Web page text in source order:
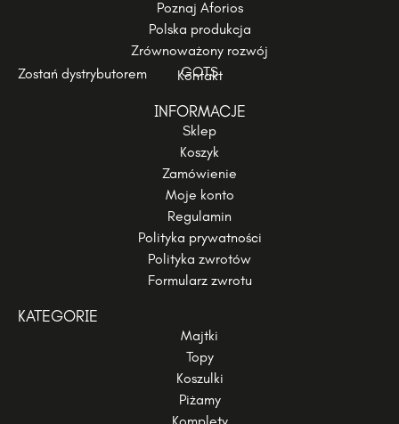
Poznaj Aforios
Polska produkcja
Zrównoważony rozwój
GOTS
Zostań dystrybutorem Kontakt
INFORMACJE
Sklep
Koszyk
Zamówienie
Moje konto
Regulamin
Polityka prywatności
Polityka zwrotów
Formularz zwrotu
KATEGORIE
Majtki
Topy
Koszulki
Piżamy